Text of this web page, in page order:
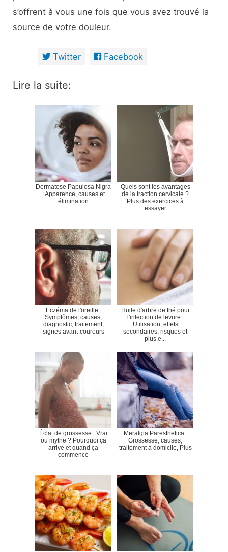
s’offrent à vous une fois que vous avez trouvé la
source de votre douleur.
Twitter Facebook
Lire la suite:
Dermatose Papulosa Nigra
: Apparence, causes et
élimination
Quels sont les avantages
de la traction cervicale ?
Plus des exercices à
essayer
Eczéma de l'oreille :
Symptômes, causes,
diagnostic, traitement,
signes avant-coureurs
Huile d'arbre de thé pour
l'infection de levure :
Utilisation, effets
secondaires, risques et
plus e...
Éclat de grossesse : Vrai
ou mythe ? Pourquoi ça
arrive et quand ça
commence
Meralgia Paresthetica :
Grossesse, causes,
traitement à domicile, Plus